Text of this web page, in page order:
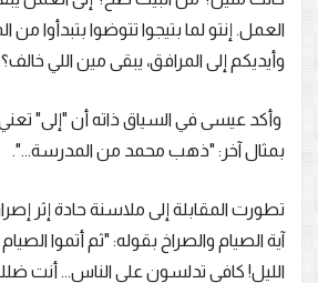
العمل. إنتو لما بتيجوا تتوضوا بتبدأوا من
وأيديكم إلى المرافق، يبقى مين اللي
وأكد عيسى في السياق ذاته أن "إلى"
بمثال آخر: "ذهب محمد من المدرسة...".
تطورت المقابلة إلى ملاسنة حادة إثر
آية الصيام والصراخ بقوله: "ثم أتموا الصيام
الليل! كافي تدلسون على الناس... أنت